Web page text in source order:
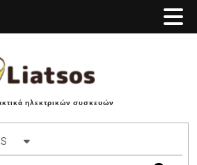
ηλεκτρικών συσκευών